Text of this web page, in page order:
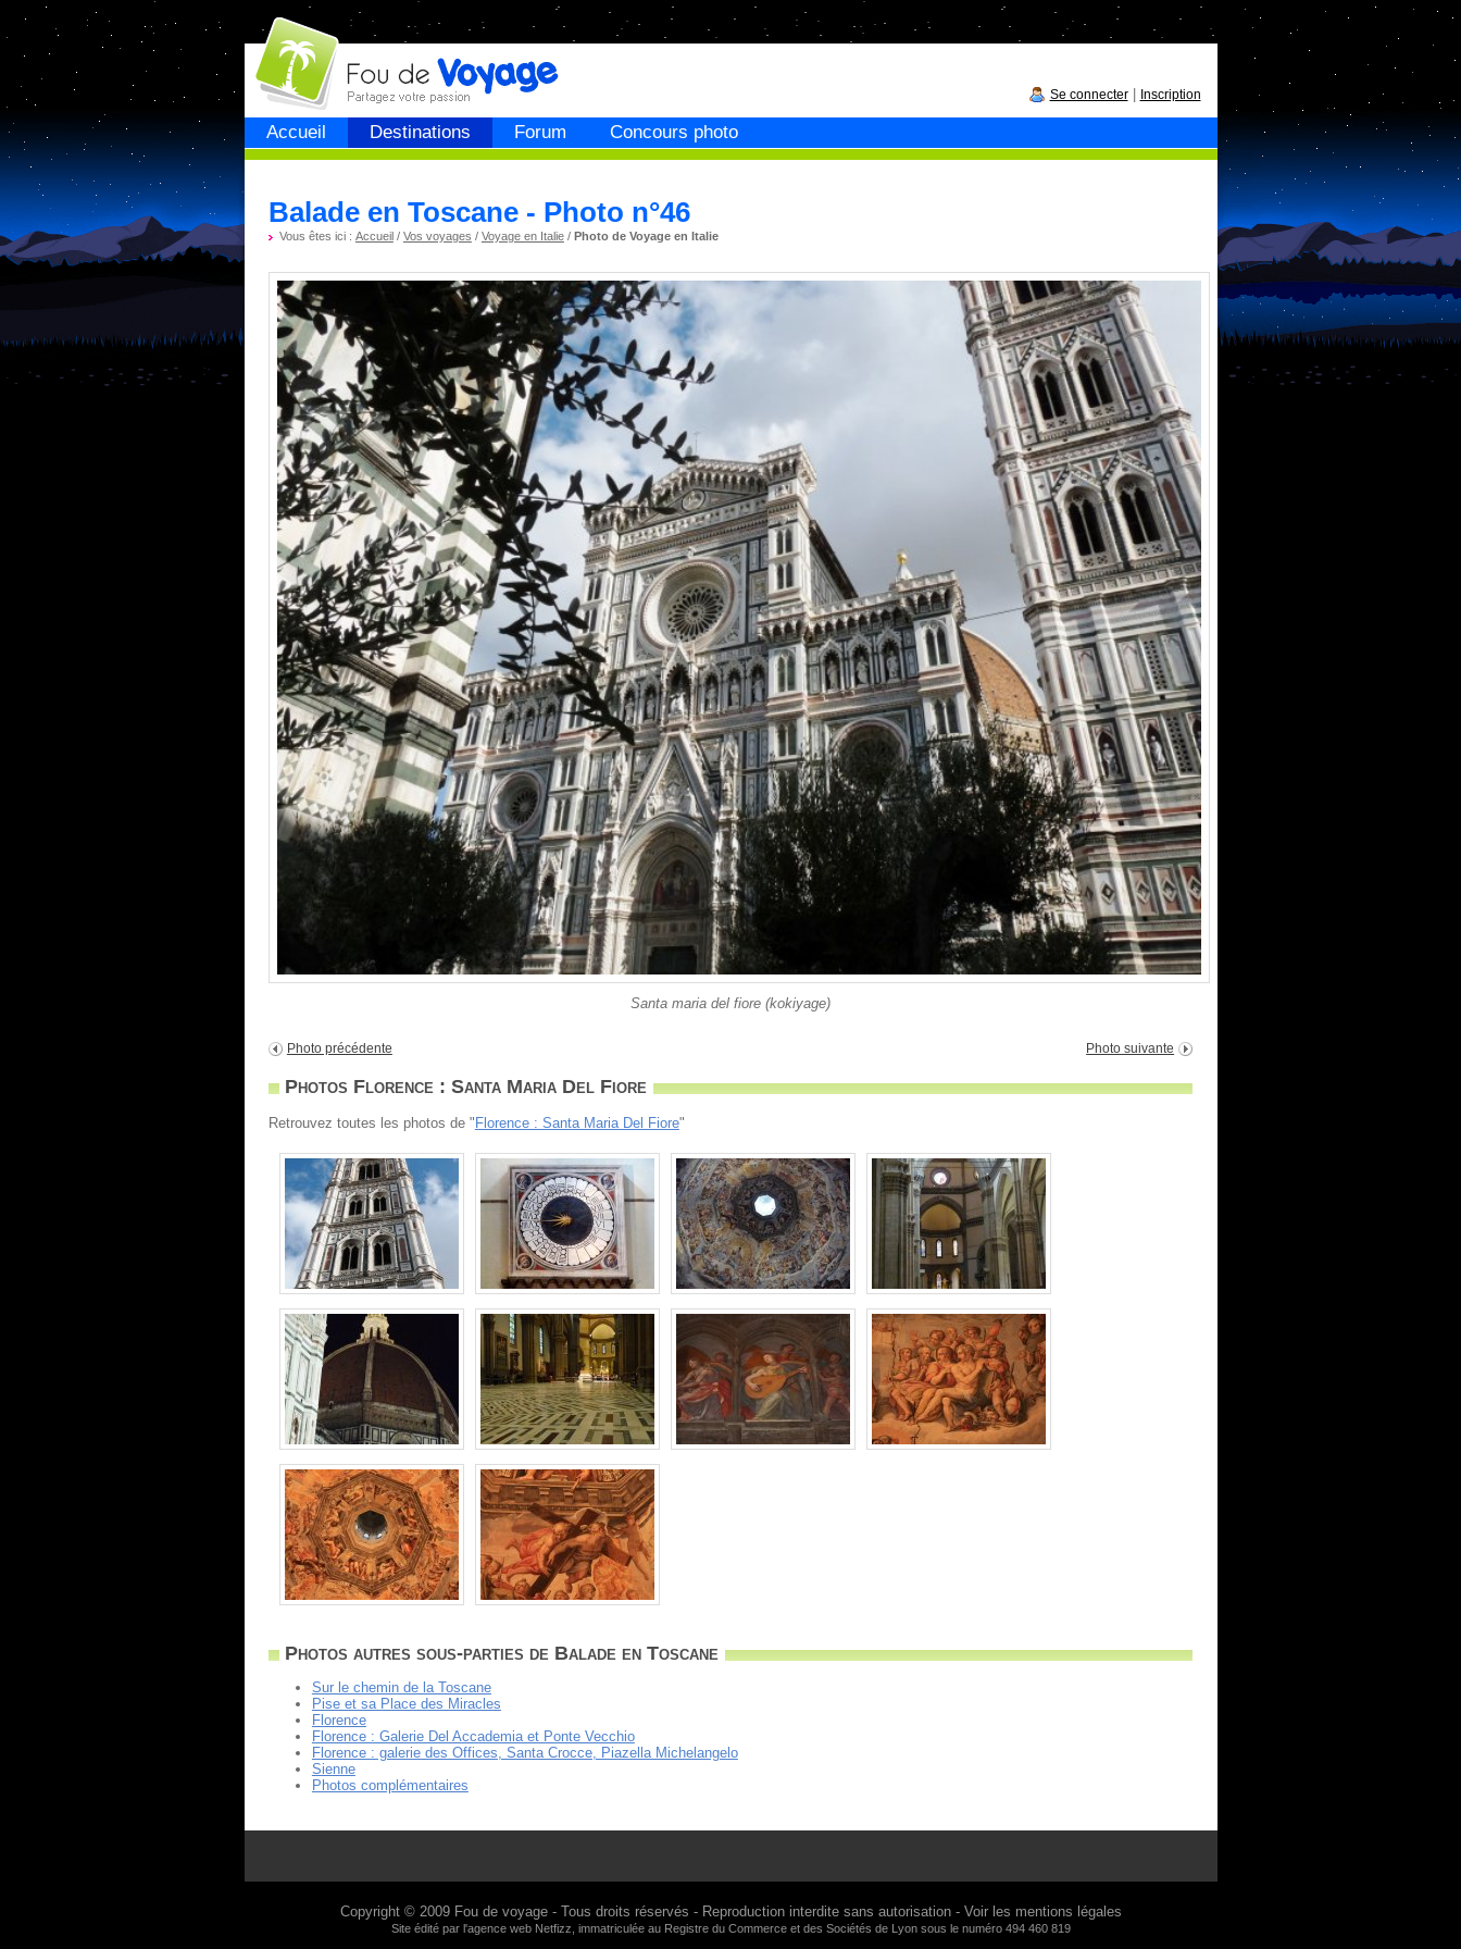
Accueil Destinations Forum Concours photo
Fou devoyage
Se connecter| Inscription
Balade en Toscane - Photo n°46
Vous êtes ici : Accueil/ Vos voyages / Voyage en Italie/ Photo de Voyage en Italie
Santa maria del fiore (kokiyage)
Photo précédente Photo suivante
Photos Florence : Santa Maria Del Fiore
Retrouvez toutes les photos de "Florence : Santa Maria Del Fiore"
Photos autres sous-parties de Balade en Toscane
Sur le chemin de la Toscane
Pise et sa Place des Miracles
Florence
Florence : Galerie Del Accademia et Ponte Vecchio
Florence : galerie des Offices, Santa Crocce, Piazella Michelangelo
Sienne
Photos complémentaires
Copyright © 2009 Fou de voyage- Tous droits réservés - Reproduction interdite sans autorisation - Voir les mentions légales
Site édité par l'agence web Netfizz , immatriculée au Registre du Commerce et des Sociétés de Lyon sous le numéro 494 460 819